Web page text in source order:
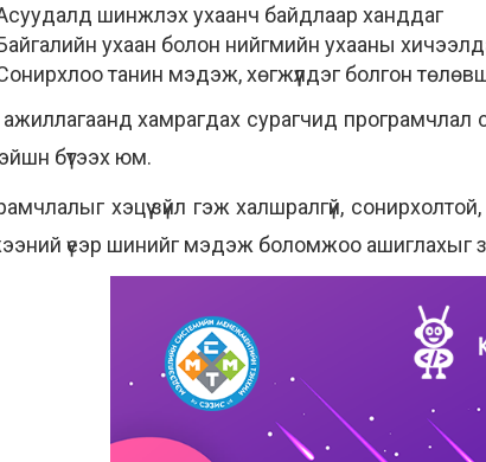
шинжлэх ухаанч байдлаар ханддаг
ухаан болон нийгмийн ухааны
танин мэдэж, хөгжүүлдэг болгон
ажиллагаанд хамрагдах сурагчид
бүтээх юм.
хэцүү зүйл гэж халшралгүй,
үеэр шинийг мэдэж боломжоо ашиглахыг